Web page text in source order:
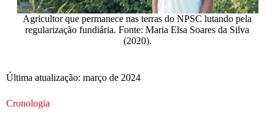
Agricultor que permanece nas terras do NPSC lutando pela
regularização fundiária. Fonte: Maria Elsa Soares da Silva
(2020).
Última atualização: março de 2024
Cronologia